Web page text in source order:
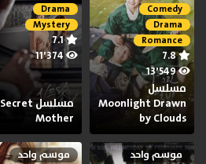
Comedy
Drama
Romance
7.8
13٬549
مسلسل
Moonlight Drawn
by Clouds
Drama
Mystery
7.1
11٬374
مسلسل Secret
Mother
موسم واحد موسم واحد